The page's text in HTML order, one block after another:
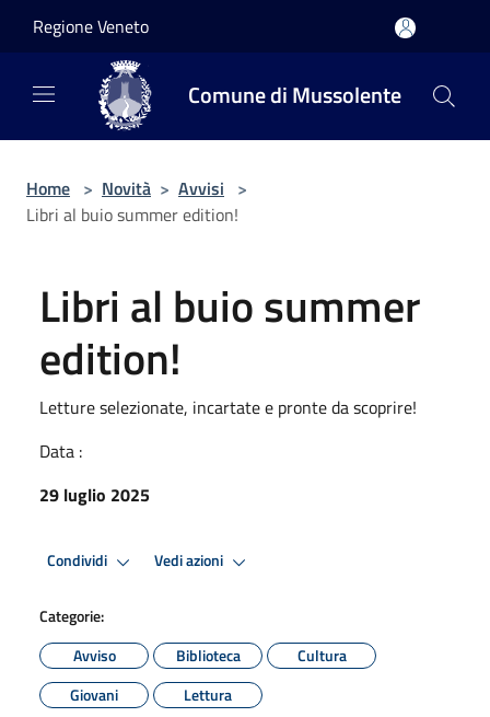
Regione Veneto
Comune di Mussolente
Home > Novità > Avvisi >
Libri al buio summer edition!
Libri al buio summer
edition!
Letture selezionate, incartate e pronte da scoprire!
Data :
29 luglio 2025
Condividi Vedi azioni
Categorie:
Avviso
Biblioteca
Cultura
Giovani
Lettura